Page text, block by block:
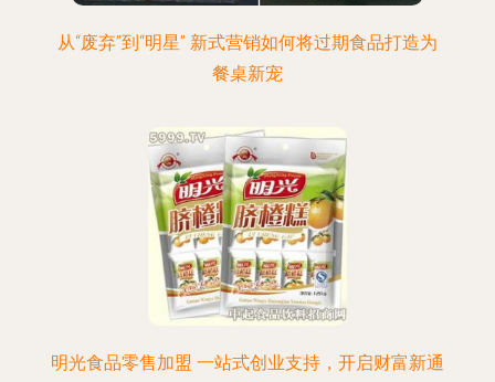
从“废弃”到“明星” 新式营销如何将过期食品打造为
餐桌新宠
明光食品零售加盟 一站式创业支持，开启财富新通